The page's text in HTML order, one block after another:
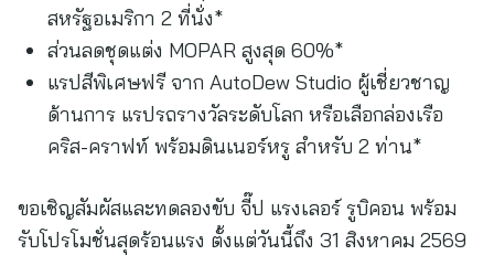
สหรัฐอเมริกา 2 ที่นั่ง*
ส่วนลดชุดแต่ง MOPAR สูงสุด 60%*
แรปสีพิเศษฟรี จาก AutoDew Studio ผู้เชี่ยวชาญ
ด้านการ แรปรถรางวัลระดับโลก หรือเลือกล่องเรือ
คริส-คราฟท์ พร้อมดินเนอร์หรู สำหรับ 2 ท่าน*
ขอเชิญสัมผัสและทดลองขับ จี๊ป แรงเลอร์ รูบิคอน พร้อม
รับโปรโมชั่นสุดร้อนแรง ตั้งแต่วันนี้ถึง 31 สิงหาคม 2569